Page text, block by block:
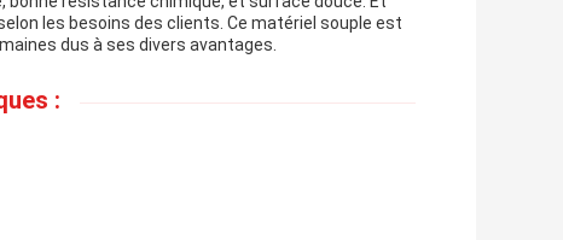
les besoins des clients. Ce matériel souple est
dus à ses divers avantages.
: